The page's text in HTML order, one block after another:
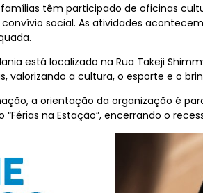
têm participado de oficinas
social. As atividades
está localizado na Rua Takeji
valorizando a cultura, o esporte e o
a orientação da organização é
na Estação”, encerrando o